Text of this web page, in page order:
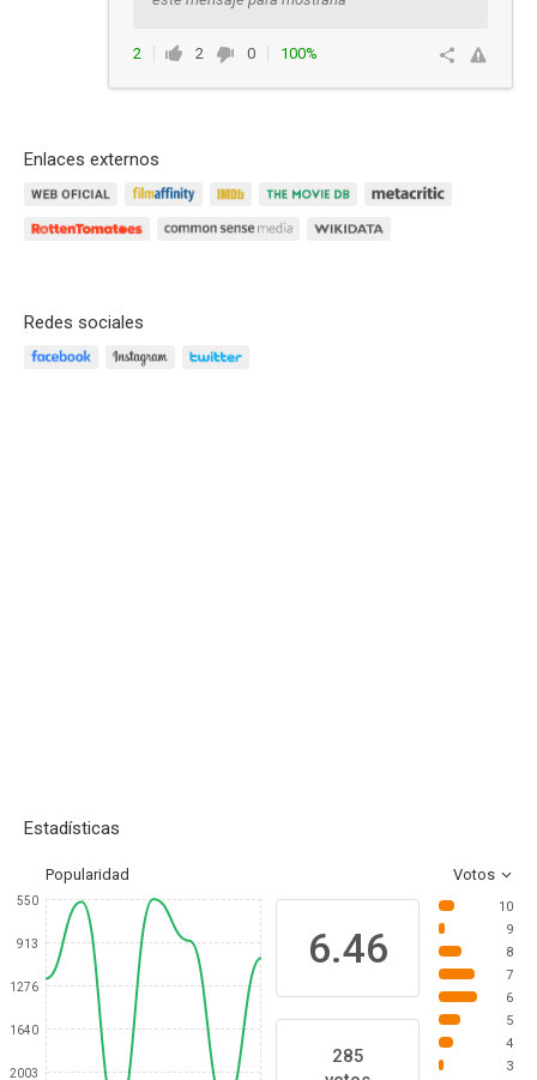
2 2 0
100%
Enlaces externos
Redes sociales
Estadísticas
Popularidad Votos
550
913
1276
1640
2003
6.46
285
10
9
8
7
6
5
4
3